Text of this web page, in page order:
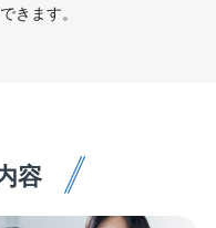
きます。
容